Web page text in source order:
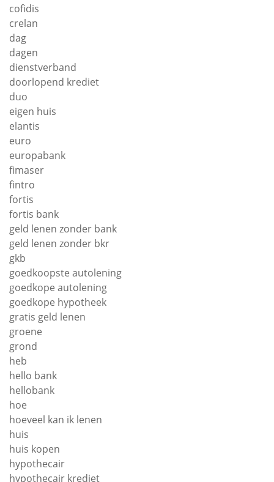
cofidis
crelan
dag
dagen
dienstverband
doorlopend krediet
duo
eigen huis
elantis
euro
europabank
fimaser
fintro
fortis
fortis bank
geld lenen zonder bank
geld lenen zonder bkr
gkb
goedkoopste autolening
goedkope autolening
goedkope hypotheek
gratis geld lenen
groene
grond
heb
hello bank
hellobank
hoe
hoeveel kan ik lenen
huis
huis kopen
hypothecair
hypothecair krediet